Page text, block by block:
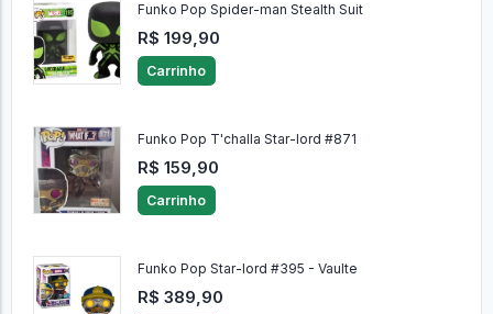
Funko Pop Spider-man Stealth Suit
R$ 199,90
Carrinho
Funko Pop T'challa Star-lord #871
R$ 159,90
Carrinho
Funko Pop Star-lord #395 - Vaulte
R$ 389,90